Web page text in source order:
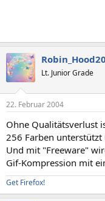
Lt. Junior Grade
22. Februar 2004
Ohne Qualitätsverlust
256 Farben unterstützt
Und mit "Freeware"
Gif-Kompression mit
Get Firefox!